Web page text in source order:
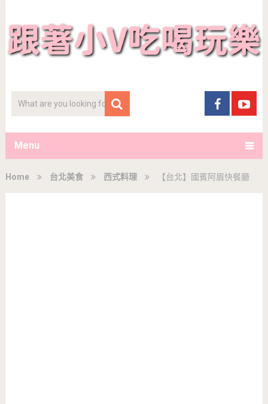
Menu
Home 台北美食 西式料理 【台北】國賓阿眉快餐廳